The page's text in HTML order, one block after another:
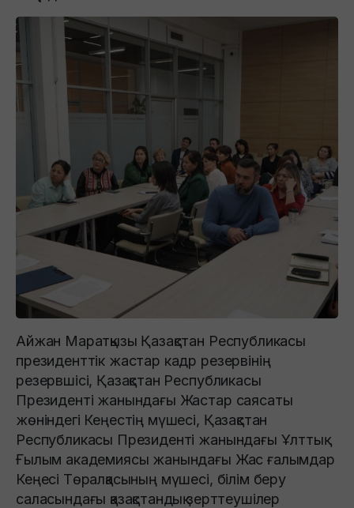
Айжан Маратқызы Қазақстан Республикасы
президенттік жастар кадр резервінің
резервшісі, Қазақстан Республикасы
Президенті жанындағы Жастар саясаты
жөніндегі Кеңестің мүшесі, Қазақстан
Республикасы Президенті жанындағы Ұлттық
Ғылым академиясы жанындағы Жас ғалымдар
Кеңесі Төралқасының мүшесі, білім беру
саласындағы қазақстандық зерттеушілер